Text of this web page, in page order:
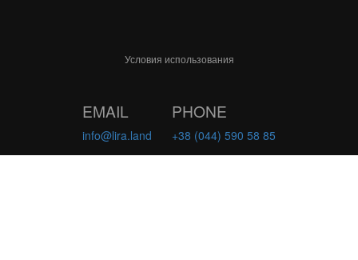
Условия использования
EMAIL
info@lira.land
PHONE
+38 (044) 590 58 85